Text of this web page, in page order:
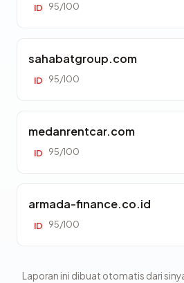
ID 95/100
sahabatgroup.com
ID 95/100
medanrentcar.com
ID 95/100
armada-finance.co.id
ID 95/100
Laporan ini dibuat otomatis dari